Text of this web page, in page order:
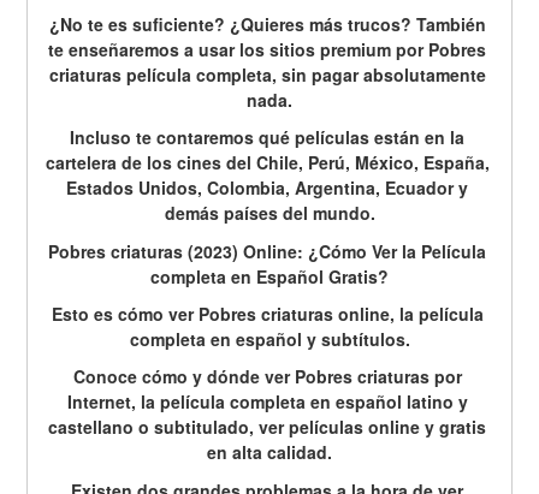
¿No te es suficiente? ¿Quieres más trucos? También
te enseñaremos a usar los sitios premium por Pobres
criaturas película completa, sin pagar absolutamente
nada.
Incluso te contaremos qué películas están en la
cartelera de los cines del Chile, Perú, México, España,
Estados Unidos, Colombia, Argentina, Ecuador y
demás países del mundo.
Pobres criaturas (2023) Online: ¿Cómo Ver la Película
completa en Español Gratis?
Esto es cómo ver Pobres criaturas online, la película
completa en español y subtítulos.
Conoce cómo y dónde ver Pobres criaturas por
Internet, la película completa en español latino y
castellano o subtitulado, ver películas online y gratis
en alta calidad.